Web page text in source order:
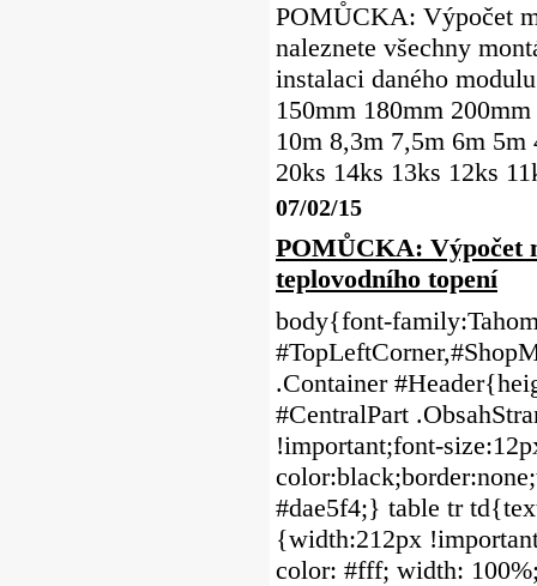
POMŮCKA: Výpočet
naleznete všechny
instalaci daného
150mm 180mm
10m 8,3m 7,5m 6m
20ks 14ks 13ks 12ks
07/02/15
POMŮCKA: Výpočet
teplovodního topení
body{font-
.Container
#CentralPart
!important;font-
#dae5f4;} table tr
{width:212px
color: #fff; width: